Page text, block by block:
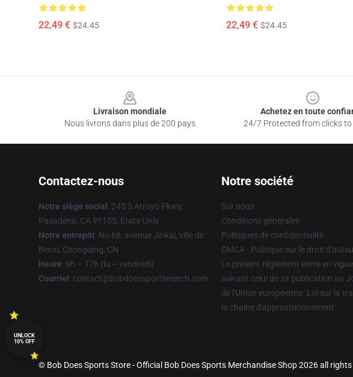
22,49 € $24.45 22,49 € $24.45
Livraison mondiale
Nous livrons dans plus de 200 pays
Achetez en toute
24/7 Protected from clicks to
Contactez-nous
Notre siège social : 245 S Arroyo Pkwy,
Pasadena, CA 91105, États-Unis
Notre entrepôt: No 66, avenue Jinkai, ville de
Benxi, Chongqing, CN
Heure: 9h – 17h (lu – vendredi)
Courriel : contact@bobdoessportsmerch.com
Notre société
Sur nous
Conditions générales
Politiques de confidentialité
DMCA - Politique sur le droit
Le présent règlement entre en
suivant celui de sa publication au
de l'Union européenne. Loi sur la
la chaîne d'approvisionnement
© Bob Does Sports Store - Official Bob Does Sports Merchandise Shop 2026 all rights
UNLOCK
10% OFF